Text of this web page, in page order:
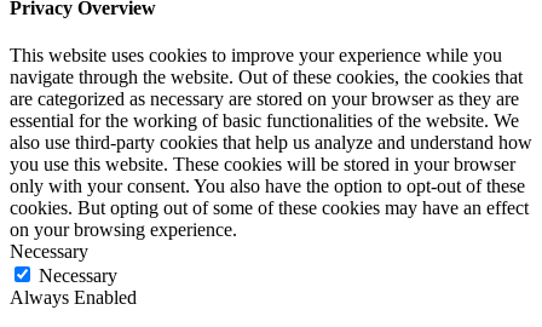
Privacy Overview
This website uses cookies to improve your experience while you
navigate through the website. Out of these cookies, the cookies that
are categorized as necessary are stored on your browser as they are
essential for the working of basic functionalities of the website. We
also use third-party cookies that help us analyze and understand how
you use this website. These cookies will be stored in your browser
only with your consent. You also have the option to opt-out of these
cookies. But opting out of some of these cookies may have an effect
on your browsing experience.
Necessary
Necessary
Always Enabled